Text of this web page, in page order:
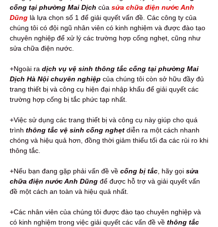
cống tại phường Mai Dịch của sửa chữa điện nước Anh
Dũng là lựa chọn số 1 để giải quyết vấn đề. Các công ty của
chúng tôi có đội ngũ nhân viên có kinh nghiệm và được đào tạo
chuyên nghiệp để xử lý các trường hợp cống nghẹt, cũng như
sửa chữa điện nước.
+Ngoài ra dịch vụ vệ sinh thông tắc cống tại phường Mai
Dịch Hà Nội chuyên nghiệp của chúng tôi còn sở hữu đầy đủ
trang thiết bị và công cụ hiện đại nhập khẩu để giải quyết các
trường hợp cống bị tắc phức tạp nhất.
+Việc sử dụng các trang thiết bị và công cụ này giúp cho quá
trình thông tắc vệ sinh cống nghẹt diễn ra một cách nhanh
chóng và hiệu quả hơn, đồng thời giảm thiểu tối đa các rủi ro khi
thông tắc.
+Nếu bạn đang gặp phải vấn đề về cống bị tắc , hãy gọi sửa
chữa điện nước Anh Dũng để được hỗ trợ và giải quyết vấn
đề một cách an toàn và hiệu quả nhất.
+Các nhân viên của chúng tôi được đào tạo chuyên nghiệp và
có kinh nghiệm trong việc giải quyết các vấn đề về thông tắc